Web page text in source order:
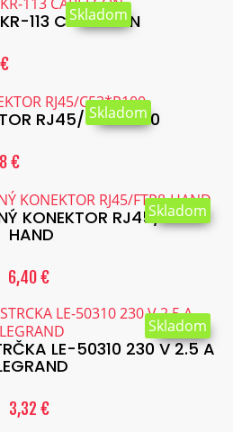
113 CABELCON
Skladom
RJ45/C53*P100
€
Skladom
KONEKTOR RJ45/FTP8-
HAND
6,40 €
Skladom
LE-50310 230 V 2.5 A
3,32 €
Skladom